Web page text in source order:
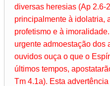
diversas heresias (Ap 2.6-
principalmente à idolatria,
profetismo e à
urgente admoestação dos
ouvidos ouça o que o
últimos tempos,
Tm 4.1a). Esta